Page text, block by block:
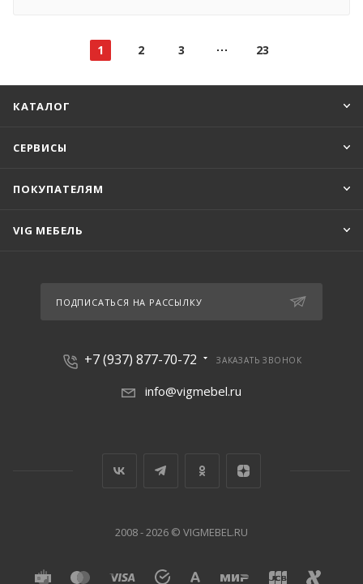
1 2 3 23
КАТАЛОГ
СЕРВИСЫ
ПОКУПАТЕЛЯМ
VIG МЕБЕЛЬ
ПОДПИСАТЬСЯ НА РАССЫЛКУ
+7 (937) 877-70-72 ЗАКАЗАТЬ ЗВОНОК
info@vigmebel.ru
2008 - 2026 © VIGMEBEL.RU